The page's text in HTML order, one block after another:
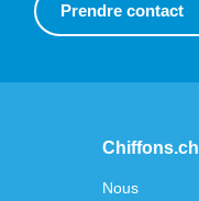
Prendre contact
Chiffons.ch
Nous